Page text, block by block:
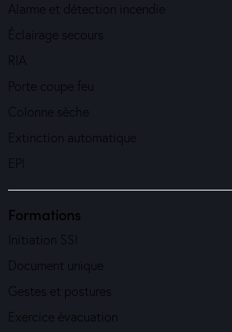
Alarme et détection incendie
Éclairage secours
RIA
Porte coupe feu
Colonne sèche
Extinction automatique
EPI
Formations
Initiation SSI
Document unique
Gestes et postures
Exercice évacuation